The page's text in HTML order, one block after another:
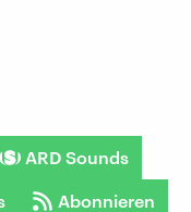
ARD Sounds
Abonnieren